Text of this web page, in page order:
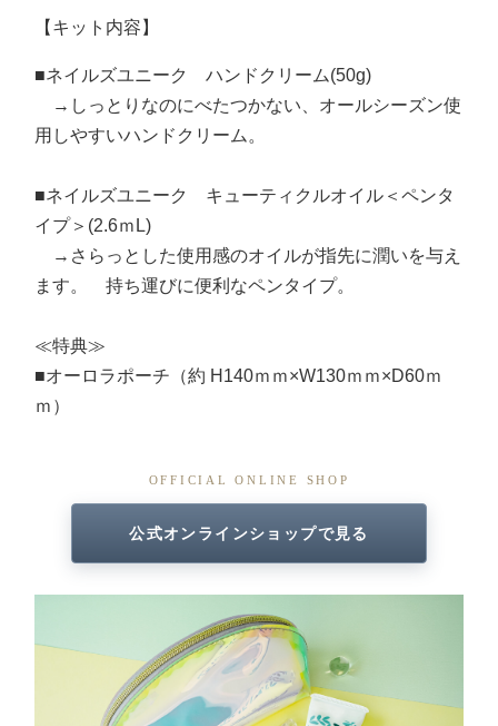
【キット内容】
■ネイルズユニーク ハンドクリーム(50g)
→しっとりなのにべたつかない、オールシーズン使
用しやすいハンドクリーム。
■ネイルズユニーク キューティクルオイル＜ペンタ
イプ＞(2.6ｍL)
→さらっとした使用感のオイルが指先に潤いを与え
ます。 持ち運びに便利なペンタイプ。
≪特典≫
■オーロラポーチ（約 H140ｍｍ×W130ｍｍ×D60ｍ
ｍ）
OFFICIAL ONLINE SHOP
公式オンラインショップで見る